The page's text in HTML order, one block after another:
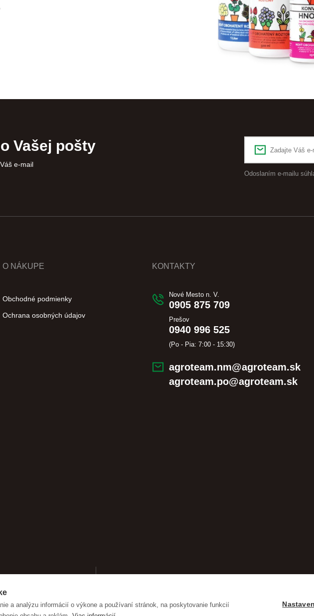
Vašej pošty
e-mail
Odoslaním e-mailu
O NÁKUPE
Obchodné podmienky
Ochrana osobných údajov
KONTAKTY
Nové Mesto n. V.
0905 875 709
Prešov
0940 996 525
(Po - Pia: 7:00 - 15:30)
agroteam.nm@agroteam.sk
agroteam.po@agroteam.sk
a analýzu informácií o výkone a používaní stránok, na poskytovanie funkcií